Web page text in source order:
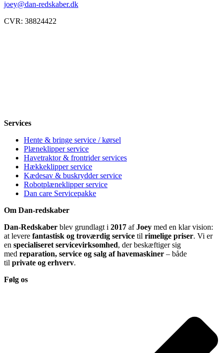
joey@dan-redskaber.dk
CVR: 38824422
Services
Hente & bringe service / kørsel
Plæneklipper service
Havetraktor & frontrider services
Hækkeklipper service
Kædesav & buskrydder service
Robotplæneklipper service
Dan care Servicepakke
Om Dan-redskaber
Dan-Redskaber blev grundlagt i 2017 afJoey med en klar vision:
at levere fantastisk og troværdig service til rimelige priser. Vi er
en specialiseret servicevirksomhed, der beskæftiger sig
med reparation, service og salg af havemaskiner – både
til private og erhverv.
Følg os